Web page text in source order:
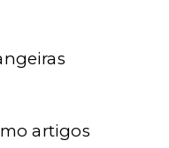
artigos